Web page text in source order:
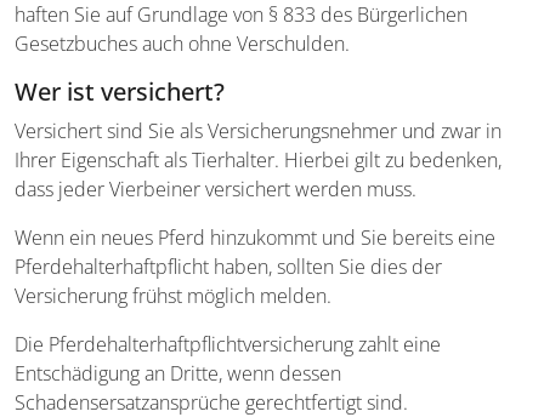
haften Sie auf Grundlage von § 833 des Bürgerlichen
Gesetzbuches auch ohne Verschulden.
Wer ist versichert?
Versichert sind Sie als Versicherungsnehmer und zwar in
Ihrer Eigenschaft als Tierhalter. Hierbei gilt zu bedenken,
dass jeder Vierbeiner versichert werden muss.
Wenn ein neues Pferd hinzukommt und Sie bereits eine
Pferdehalterhaftpflicht haben, sollten Sie dies der
Versicherung frühst möglich melden.
Die Pferdehalterhaftpflichtversicherung zahlt eine
Entschädigung an Dritte, wenn dessen
Schadensersatzansprüche gerechtfertigt sind.